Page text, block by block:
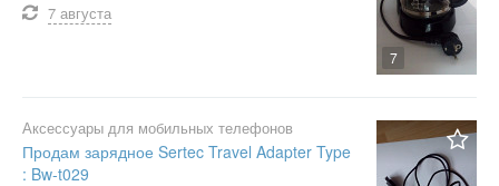
7
7 августа
Аксессуары для мобильных телефонов
Продам зарядное Sertec Travel Adapter Type
: Bw-t029